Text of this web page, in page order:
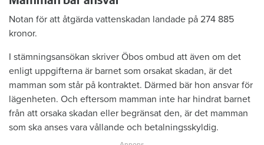
Notan för att åtgärda vattenskadan landade på 274 885
kronor.
I stämningsansökan skriver Öbos ombud att även om det
enligt uppgifterna är barnet som orsakat skadan, är det
mamman som står på kontraktet. Därmed bär hon ansvar för
lägenheten. Och eftersom mamman inte har hindrat barnet
från att orsaka skadan eller begränsat den, är det mamman
som ska anses vara vållande och betalningsskyldig.